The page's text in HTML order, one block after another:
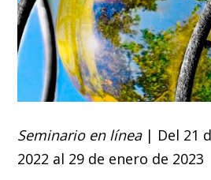
Seminario en línea| Del 21
2022 al 29 de enero de 2023